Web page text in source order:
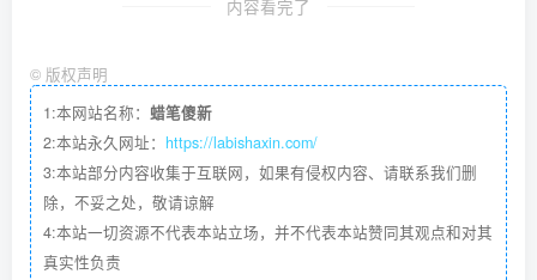
内容看完了
© 版权声明
1:本网站名称： 蜡笔傻新
2:本站永久网址： https://labishaxin.com/
3:本站部分内容收集于互联网，如果有侵权内容、请联系我们删
除，不妥之处，敬请谅解
4:本站一切资源不代表本站立场，并不代表本站赞同其观点和对其
真实性负责